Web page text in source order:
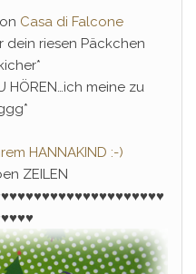
Casa di Falcone
dein riesen Päckchen
HÖREN…ich meine zu
HANNAKIND :-)
ZEILEN
♥♥♥♥♥♥♥♥♥♥♥♥♥♥♥♥